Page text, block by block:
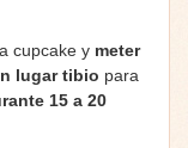
cupcake y meter
lugar tibio para
15 a 20